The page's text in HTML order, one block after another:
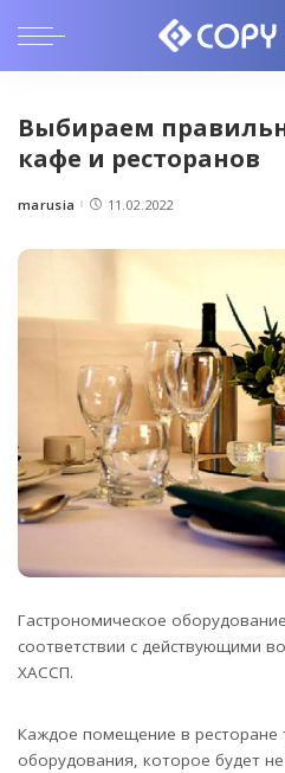
Выбираем
кафе и ресторанов
Posted
marusia 11.02.2022
Гастрономическое
соответствии с действующими
ХАССП.
Каждое помещение в ресторане
оборудования, которое будет